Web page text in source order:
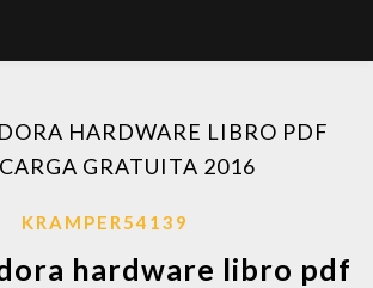
HARDWARE LIBRO PDF
GRATUITA 2016
KRAMPER54139
hardware libro pdf